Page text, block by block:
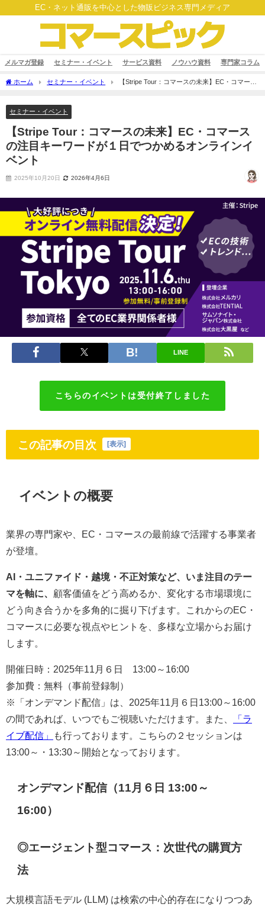
EC・ネット通販を中心とした物販ビジネス専門メディア
メルマガ登録 セミナー・イベント サービス資料 ノウハウ資料 専門家コラム
ホーム セミナー・イベント
【Stripe Tour：コマースの未来】EC・コマース
セミナー・イベント
【Stripe Tour：コマースの未来】EC・コマース
の注目キーワードが１日でつかめるオンラインイ
ベント
2025年10月20日 2026年4月6日
LINE
こちらのイベントは受付終了しました
この記事の目次 [表示]
イベントの概要
業界の専門家や、EC・コマースの最前線で活躍する事業者
が登壇。
AI・ユニファイド・越境・不正対策など、いま注目のテー
マを軸に、 顧客価値をどう高めるか、変化する市場環境に
どう向き合うかを多角的に掘り下げます。これからのEC・
コマースに必要な視点やヒントを、多様な立場からお届け
します。
開催日時：2025年11月６日 13:00～16:00
参加費：無料（事前登録制）
※「オンデマンド配信」は、2025年11月６日13:00～16:00
の間であれば、いつでもご視聴いただけます。また、
「ラ
イブ配信」
も行っております。こちらの２セッションは
13:00～・13:30～開始となっております。
オンデマンド配信（11月６日 13:00～
16:00）
◎エージェント型コマース：次世代の購買方
法
大規模言語モデル (LLM) は検索の中心的存在になりつつあ